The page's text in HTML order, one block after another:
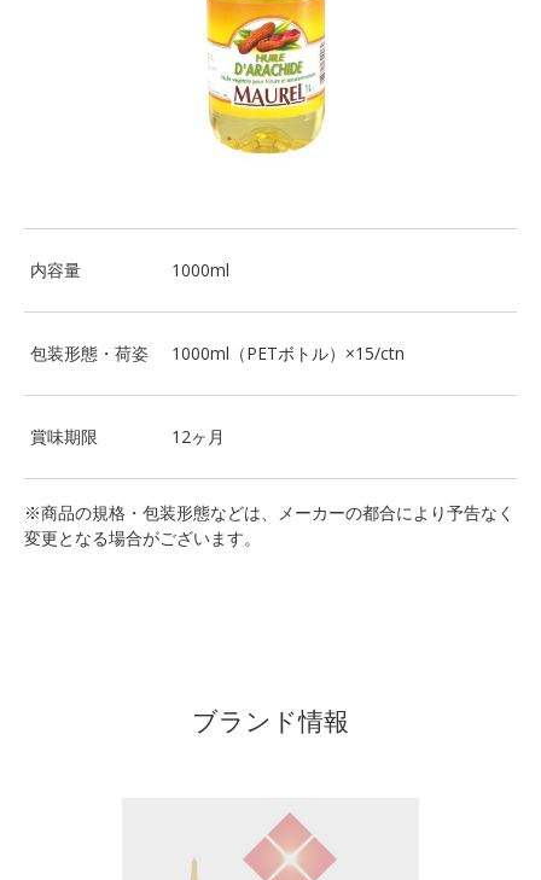
内容量 1000ml
包装形態・荷姿 1000ml（PETボトル）×15/ctn
賞味期限 12ヶ月
※商品の規格・包装形態などは、メーカーの都合により予告なく
変更となる場合がございます。
ブランド情報